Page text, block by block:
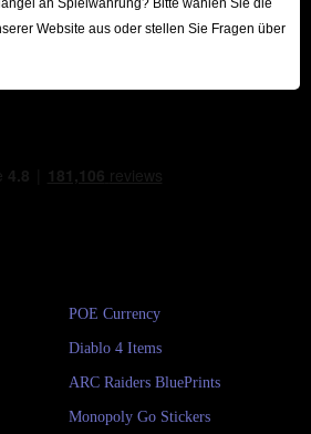
an Spielwährung? Bitte wählen Sie die
Website aus oder stellen Sie Fragen über
POE Currency
Diablo 4 Items
ARC Raiders BluePrints
Monopoly Go Stickers